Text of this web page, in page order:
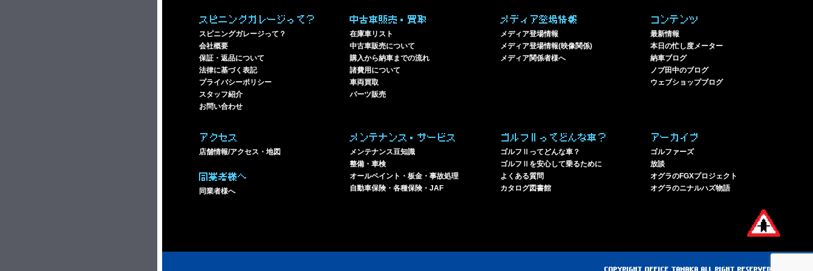
スピニングガレージって？
スピニングガレージって？
会社概要
保証・返品について
法律に基づく表記
プライバシーポリシー
スタッフ紹介
お問い合わせ
中古車販売・買取
在庫車リスト
中古車販売について
購入から納車までの流れ
諸費用について
車両買取
パーツ販売
メディア登場情報
メディア登場情報
メディア登場情報(映像関係)
メディア関係者様へ
コンテンツ
最新情報
本日の忙し度メーター
納車ブログ
ノブ田中のブログ
ウェブショップブログ
アクセス
店舗情報/アクセス・地図
同業者様へ
同業者様へ
メンテナンス・サービス
メンテナンス豆知識
整備・車検
オールペイント・板金・事故処理
自動車保険・各種保険・JAF
ゴルフⅡってどんな車？
ゴルフⅡってどんな車？
ゴルフⅡを安心して乗るために
よくある質問
カタログ図書館
アーカイブ
ゴルファーズ
放談
オグラのFGXプロジェクト
オグラのニナルハズ物語
COPYRIGHT OFFICE TANAKA ALL RIGHT RESERVED.